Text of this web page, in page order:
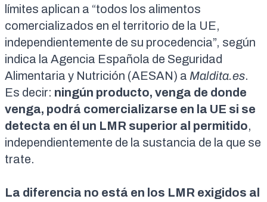
límites aplican a “todos los alimentos
comercializados en el territorio de la UE,
independientemente de su procedencia”, según
indica la Agencia Española de Seguridad
Alimentaria y Nutrición (AESAN) a Maldita.es.
Es decir: ningún producto, venga de donde
venga, podrá comercializarse en la UE si se
detecta en él un LMR superior al permitido,
independientemente de la sustancia de la que se
trate.
La diferencia no está en los LMR exigidos al